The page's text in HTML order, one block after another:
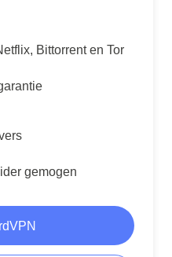
Bittorrent en Tor
gemogen